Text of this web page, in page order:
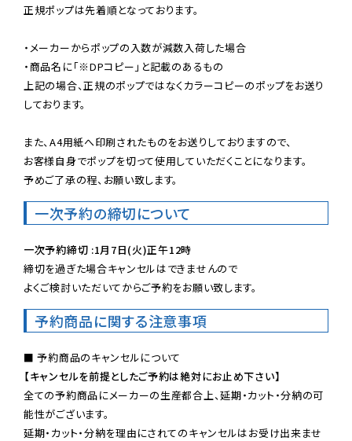
正規ポップは先着順となっております。
・メーカーからポップの入数が減数入荷した場合
・商品名に「※DPコピー」と記載のあるもの
上記の場合、正規のポップではなくカラーコピーのポップをお送り
しております。
また、A4用紙へ印刷されたものをお送りしておりますので、
お客様自身でポップを切って使用していただくことになります。
予めご了承の程、お願い致します。
一次予約の締切について
一次予約締切 :1月7日(火)正午12時
締切を過ぎた場合キャンセルはできませんので
よくご検討いただいてからご予約をお願い致します。
予約商品に関する注意事項
【キャンセルを前提としたご予約は絶対にお止め下さい】
全ての予約商品にメーカーの生産都合上、延期・カット・分納の可
能性がございます。
延期・カット・分納を理由にされてのキャンセルはお受け出来ませ